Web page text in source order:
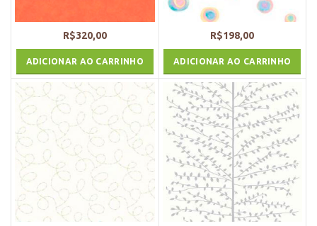
R$320,00
ADICIONAR AO CARRINHO
R$198,00
ADICIONAR AO CARRINHO